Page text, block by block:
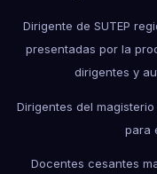
Dirigente de SUTEP
presentadas por la
dirigentes y
Dirigentes del
para
Docentes cesantes